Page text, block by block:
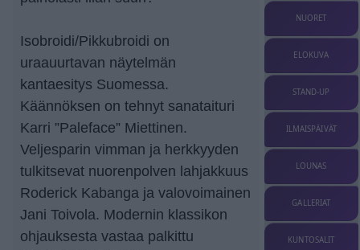
Isobroidi/Pikkubroidi on
uraauurtavan näytelmän
kantaesitys Suomessa.
Käännöksen on tehnyt sanataituri
Karri ”Paleface” Miettinen.
Veljesparin vimman ja herkkyyden
tulkitsevat nuorenpolven lahjakkuus
Roderick Kabanga ja valovoimainen
Jani Toivola. Modernin klassikon
ohjauksesta vastaa palkittu
NUORET
ELOKUVA
STAND-UP
ILMAISPÄIVÄT
LOUNAS
GALLERIAT
KUNTOSALIT